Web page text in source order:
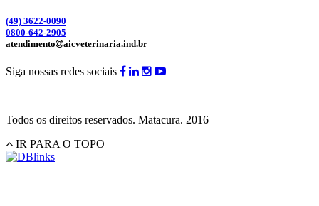
(49) 3622-0090
0800-642-2905
atendimento
aicveterinaria.ind.br
Siga nossas redes sociais
Todos os direitos reservados. Matacura. 2016
IR PARA O TOPO